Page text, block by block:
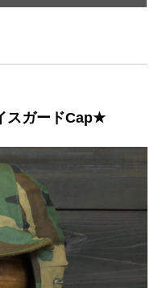
スガードCap★